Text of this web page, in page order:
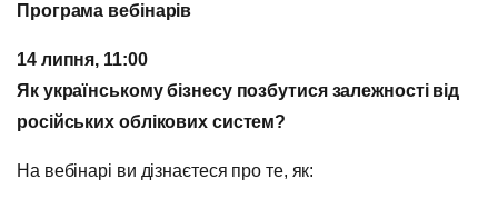
Програма вебінарів
14 липня, 11:00
Як українському бізнесу позбутися залежності від
російських облікових систем?
На вебінарі ви дізнаєтеся про те, як: